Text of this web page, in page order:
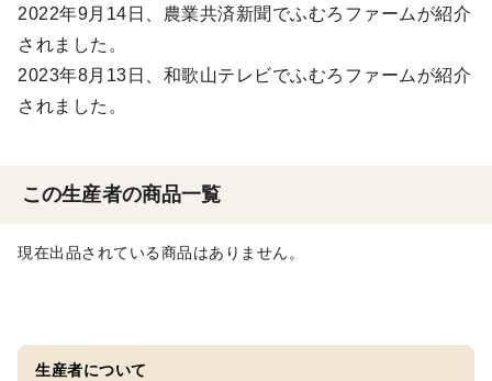
2022年9月14日、農業共済新聞でふむろファームが紹介
されました。
2023年8月13日、和歌山テレビでふむろファームが紹介
されました。
この生産者の商品一覧
現在出品されている商品はありません。
生産者について